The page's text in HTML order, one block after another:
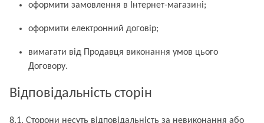
оформити замовлення в Інтернет-магазині;
оформити електронний договір;
вимагати від Продавця виконання умов цього
Договору.
Відповідальність сторін
8.1. Сторони несуть відповідальність за невиконання або